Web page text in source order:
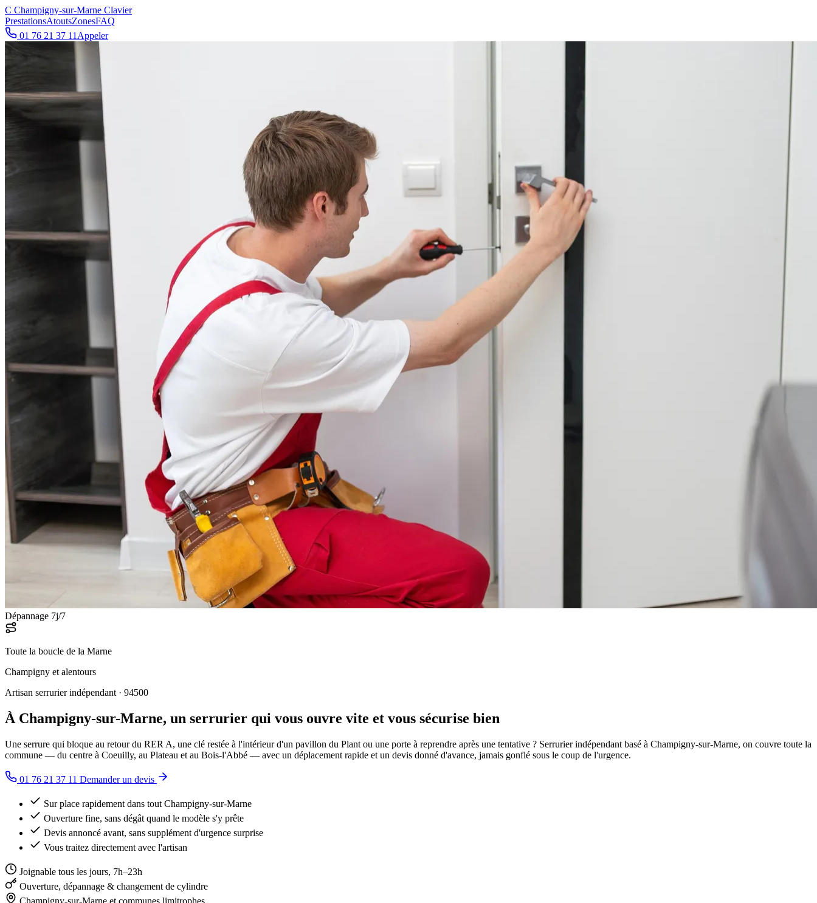
C Champigny-sur-Marne Clavier
PrestationsAtoutsZonesFAQ
01 76 21 37 11 Appeler
Dépannage 7j/7
Toute la boucle de la Marne
Champigny et alentours
Artisan serrurier indépendant · 94500
À Champigny-sur-Marne, un serrurier qui vous ouvre vite et vous sécurise bien
Une serrure qui bloque au retour du RER A, une clé restée à l'intérieur d'un pavillon du Plant ou une porte à reprendre après une tentative ? Serrurier indépendant basé à Champigny-sur-Marne, on couvre toute la
commune — du centre à Coeuilly, au Plateau et au Bois-l'Abbé — avec un déplacement rapide et un devis donné d'avance, jamais gonflé sous le coup de l'urgence.
01 76 21 37 11 Demander un devis
Sur place rapidement dans tout Champigny-sur-Marne
Ouverture fine, sans dégât quand le modèle s'y prête
Devis annoncé avant, sans supplément d'urgence surprise
Vous traitez directement avec l'artisan
Joignable tous les jours, 7h–23h
Ouverture, dépannage & changement de cylindre
Champigny-sur-Marne et communes limitrophes